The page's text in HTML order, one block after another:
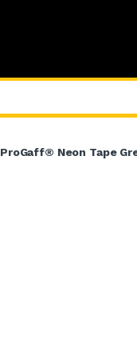
ProGaff® Neon Tape